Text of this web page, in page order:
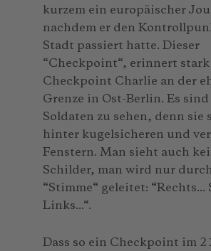
kurzem ein europäischer
nachdem er den
Stadt passiert hatte. Dieser
“Checkpoint“, erinnert stark
Checkpoint Charlie an der
Grenze in Ost-Berlin. Es
Soldaten zu sehen, denn sie
hinter kugelsicheren und
Fenstern. Man sieht auch
Schilder, man wird nur
“Stimme“ geleitet: “Rechts...
Links...“.
Dass so ein Checkpoint im